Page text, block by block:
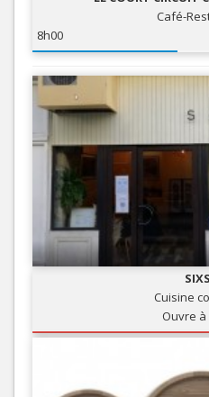
Café-
8h00
Cuisine
Ouvre à